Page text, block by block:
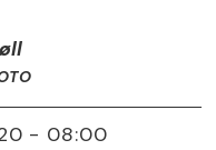
- 08:00